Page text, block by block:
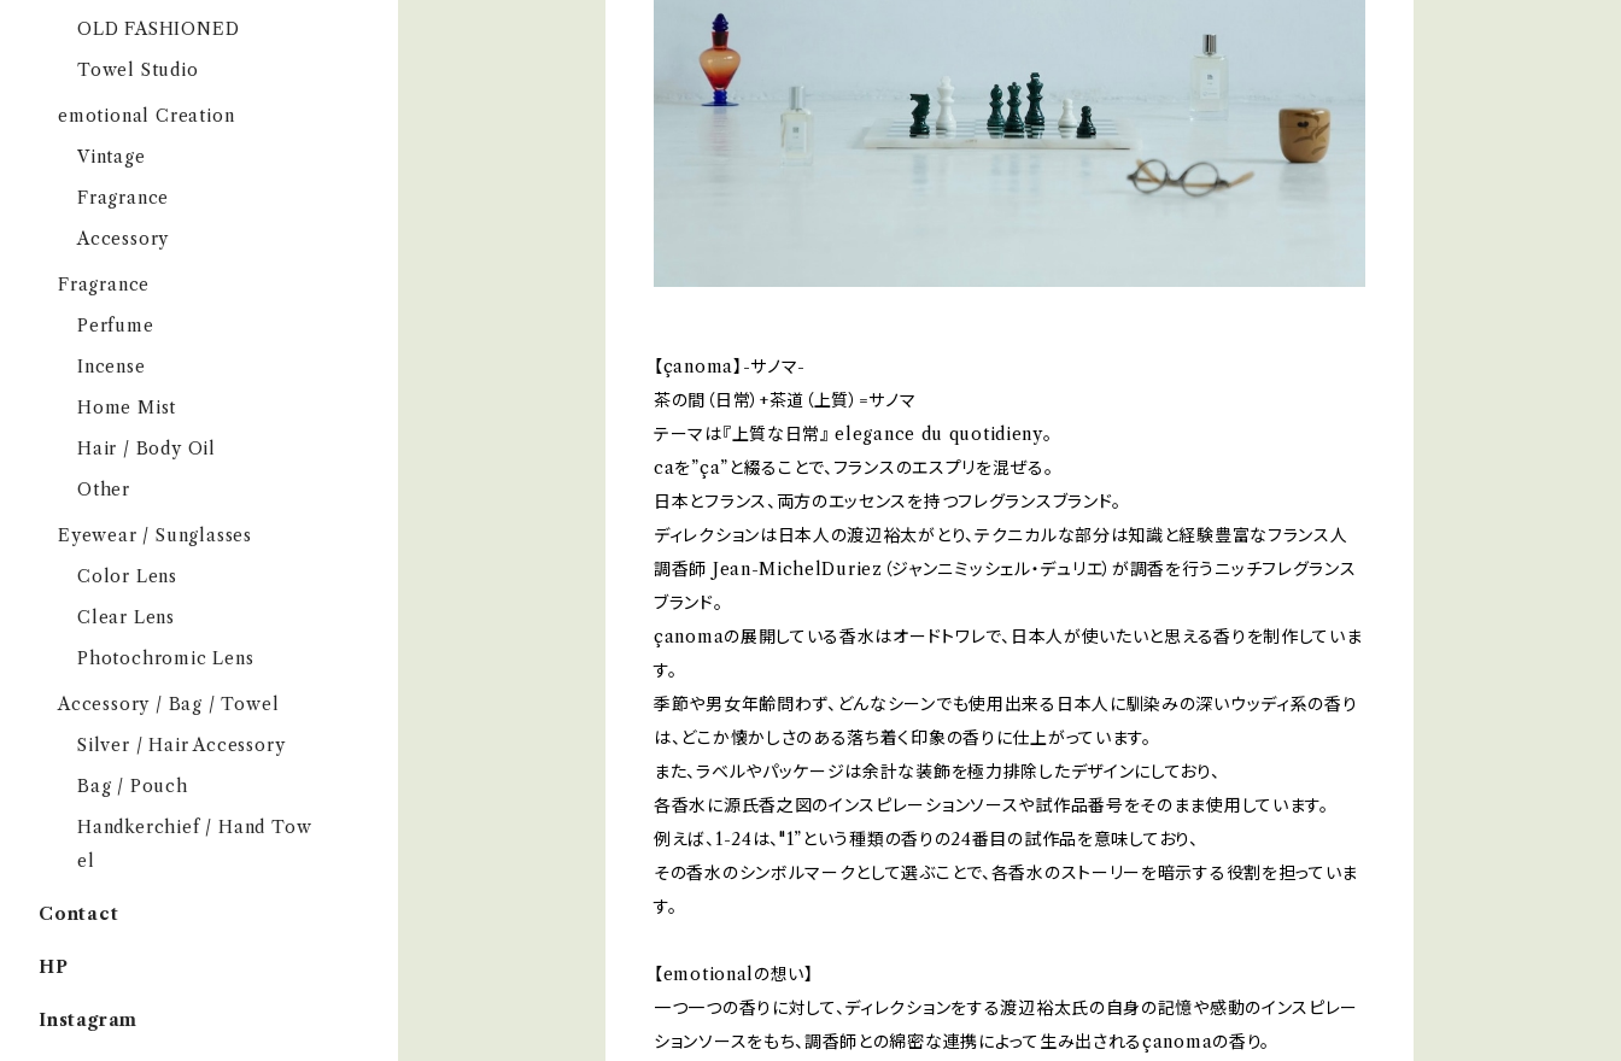
【çanoma】-サノマ-
茶の間（日常）+茶道（上質）=サノマ
テーマは『上質な日常』 elegance du quotidieny。
caを”ça”と綴ることで、フランスのエスプリを混ぜる。
日本とフランス、両方のエッセンスを持つフレグランスブランド。
ディレクションは日本人の渡辺裕太がとり、テクニカルな部分は知識と経験豊富なフランス人
調香師 Jean-MichelDuriez（ジャンニミッシェル・デュリエ）が調香を行うニッチフレグランス
ブランド。
çanomaの展開している香水はオードトワレで、日本人が使いたいと思える香りを制作していま
す。
季節や男女年齢問わず、どんなシーンでも使用出来る日本人に馴染みの深いウッディ系の香り
は、どこか懐かしさのある落ち着く印象の香りに仕上がっています。
また、ラベルやパッケージは余計な装飾を極力排除したデザインにしており、
各香水に源氏香之図のインスピレーションソースや試作品番号をそのまま使用しています。
例えば、1-24は、"1”という種類の香りの24番目の試作品を意味しており、
その香水のシンボルマークとして選ぶことで、各香水のストーリーを暗示する役割を担っていま
す。
【emotionalの想い】
一つ一つの香りに対して、ディレクションをする渡辺裕太氏の自身の記憶や感動のインスピレー
ションソースをもち、調香師との綿密な連携によって生み出されるçanomaの香り。
OLD FASHIONED
Towel Studio
emotional Creation
Vintage
Fragrance
Accessory
Fragrance
Perfume
Incense
Home Mist
Hair / Body Oil
Other
Eyewear / Sunglasses
Color Lens
Clear Lens
Photochromic Lens
Accessory / Bag / Towel
Silver / Hair Accessory
Bag / Pouch
Handkerchief / Hand Tow
el
Contact
HP
Instagram